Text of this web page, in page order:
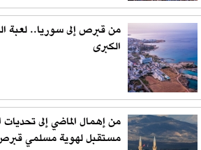
من قبرص إلى سوريا.. لعبة
الكبرى
من إهمال الماضي إلى
مستقبل لهوية مسلمي